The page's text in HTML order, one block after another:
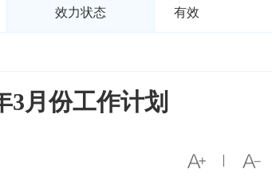
效力状态 有效
3月份工作计划